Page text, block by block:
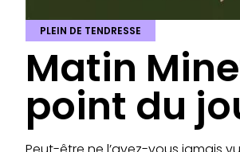
PLEIN DE TENDRESSE
Matin
point du